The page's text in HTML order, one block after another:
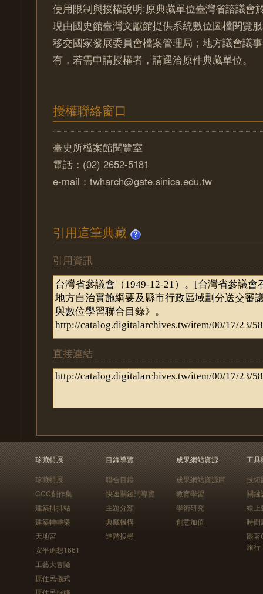
使用限制與授權說明:原典藏單位臺灣省諮議會
現由國史館臺灣文獻館提供系統數位圖檔閱覽
移交國家發展委員會檔案管理局；地方議會議
有，若需申請授權者，請逕洽原件典藏單位。
授權聯絡窗口
臺史所檔案館閱覽室
電話：(02) 2652-5181
e-mail：twharch@gate.sinica.edu.tw
引用這筆典藏
引用資訊
直接連結
珍藏特展
珍藏特展
CCC創作集
建築排排站
建築轉轉樂
天地宮
安平追想1661
工藝大冒險
原住民儀式
原住民服飾
目錄導覽
聯合目錄
快速關鍵詞導覽
主題分類
典藏機構
進階搜尋
成果網站資源
成果網站資源庫
教育學習
學術研究
創意加值
工具
技術
關鍵
線上
時間
跟
旅行